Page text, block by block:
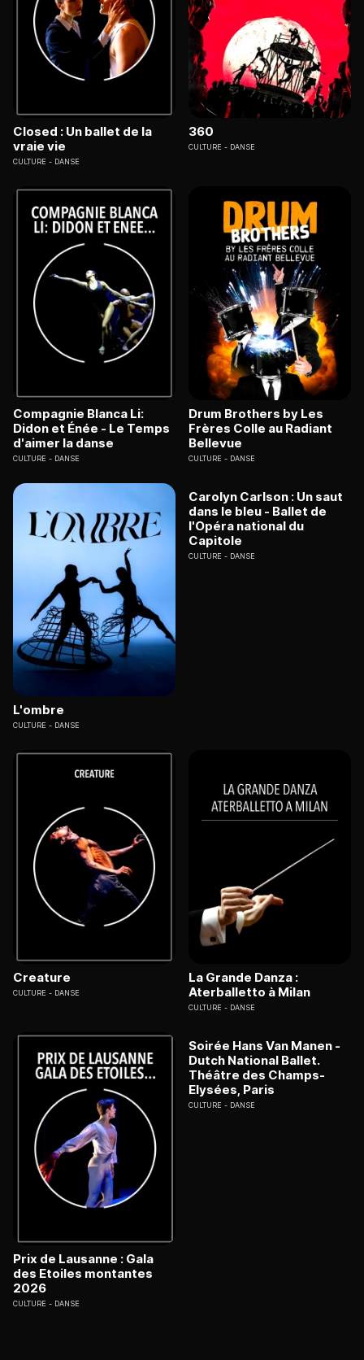
Closed : Un ballet de la
vraie vie
CULTURE DANSE
360
CULTURE DANSE
Compagnie Blanca Li:
Didon et Énée - Le Temps
d'aimer la danse
CULTURE DANSE
Drum Brothers by Les
Frères Colle au Radiant
Bellevue
CULTURE DANSE
L'ombre
CULTURE DANSE
Carolyn Carlson : Un saut
dans le bleu - Ballet de
l'Opéra national du
Capitole
CULTURE DANSE
Creature
CULTURE DANSE
La Grande Danza :
Aterballetto à Milan
CULTURE DANSE
Prix de Lausanne : Gala
des Etoiles montantes
2026
CULTURE DANSE
Soirée Hans Van Manen -
Dutch National Ballet.
Théâtre des Champs-
Elysées, Paris
CULTURE DANSE